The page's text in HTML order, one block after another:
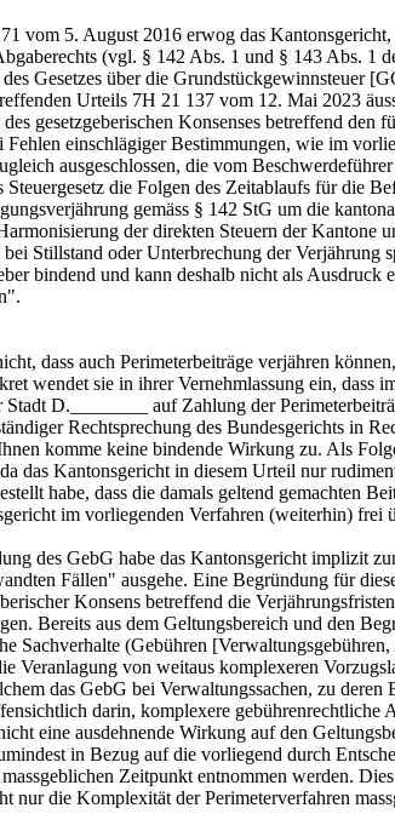
vom 5. August 2016 erwog das
(vgl. § 142 Abs. 1 und § 143 Abs. 1
Gesetzes über die
Urteils 7H 21 137 vom 12. Mai 2023
gesetzgeberischen Konsenses betreffend
Fehlen einschlägiger Bestimmungen, wie im
ausgeschlossen, die vom
die Folgen des Zeitablaufs für die
gemäss § 142 StG um die
der direkten Steuern der
Stillstand oder Unterbrechung der
bindend und kann deshalb nicht als
dass auch Perimeterbeiträge verjähren
wendet sie in ihrer Vernehmlassung ein,
Stadt D.________ auf Zahlung der
Rechtsprechung des Bundesgerichts in
komme keine bindende Wirkung zu. Als
das Kantonsgericht in diesem Urteil nur
habe, dass die damals geltend gemachten
im vorliegenden Verfahren (weiterhin) frei
des GebG habe das Kantonsgericht implizit
Fällen" ausgehe. Eine Begründung für
Konsens betreffend die
Bereits aus dem Geltungsbereich und den
Sachverhalte (Gebühren
Veranlagung von weitaus komplexeren
das GebG bei Verwaltungssachen, zu
darin, komplexere
eine ausdehnende Wirkung auf den
in Bezug auf die vorliegend durch
Zeitpunkt entnommen werden.
nur die Komplexität der Perimeterverfahren